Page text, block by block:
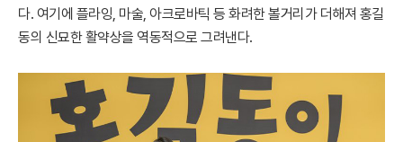
다. 여기에 플라잉, 마술, 아크로바틱 등 화려한 볼거리가 더해져 홍길
동의 신묘한 활약상을 역동적으로 그려낸다.